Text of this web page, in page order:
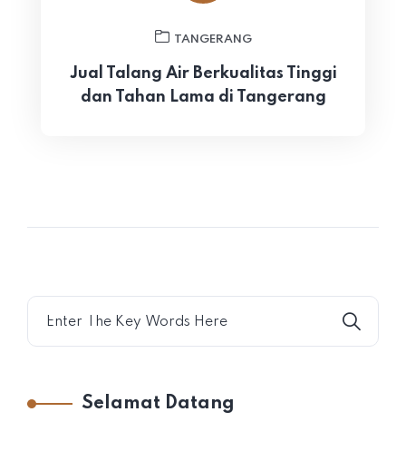
TANGERANG
Jual Talang Air Berkualitas Tinggi
dan Tahan Lama di Tangerang
Selamat Datang